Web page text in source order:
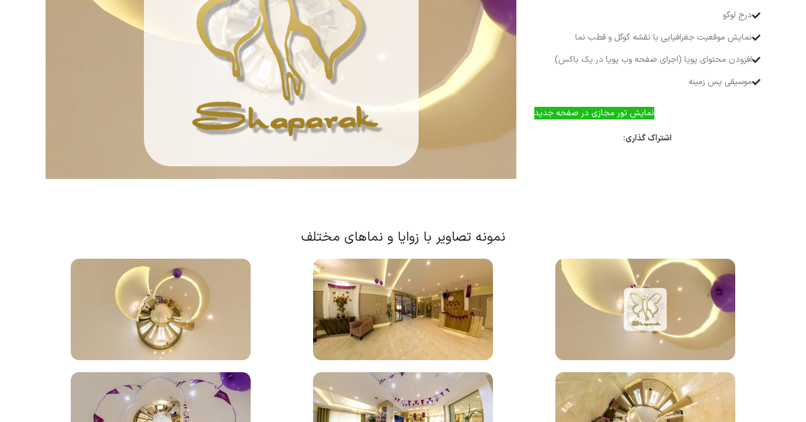
درج لوگو
نمایش موقعیت جغرافیایی با نقشه گوگل و قطب نما
افزودن محتوای پویا (اجرای صفحه وب پویا در یک باکس)
موسیقی پس زمینه
نمایش تور مجازی در صفحه جدید
اشتراک گذاری:
نمونه تصاویر با زوایا و نماهای مختلف